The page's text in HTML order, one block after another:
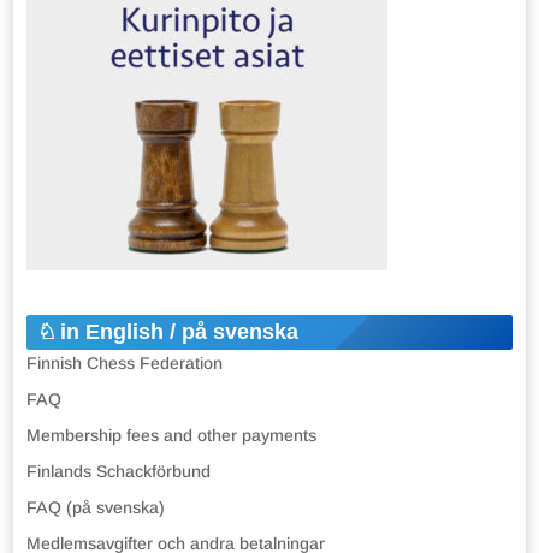
in English / på svenska
Finnish Chess Federation
FAQ
Membership fees and other payments
Finlands Schackförbund
FAQ (på svenska)
Medlemsavgifter och andra betalningar